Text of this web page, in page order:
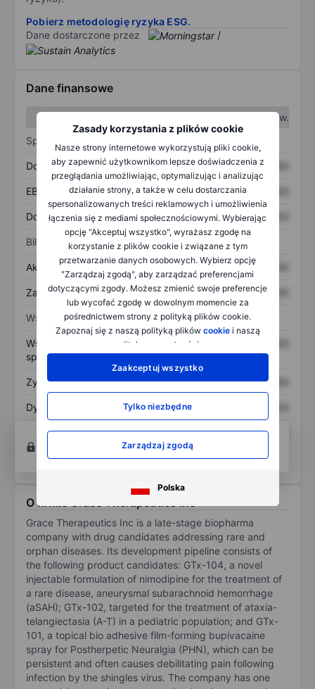
Zasady korzystania z plików cookie
Nasze strony internetowe wykorzystują pliki cookie,
aby zapewnić użytkownikom lepsze doświadczenia z
przeglądania umożliwiając, optymalizując i analizując
działanie strony, a także w celu dostarczania
spersonalizowanych treści reklamowych i umożliwienia
łączenia się z mediami społecznościowymi. Wybierając
opcję "Akceptuj wszystko", wyrażasz zgodę na
korzystanie z plików cookie i związane z tym
przetwarzanie danych osobowych. Wybierz opcję
"Zarządzaj zgodą", aby zarządzać preferencjami
dotyczącymi zgody. Możesz zmienić swoje preferencje
lub wycofać zgodę w dowolnym momencie za
pośrednictwem strony z polityką plików cookie.
Zapoznaj się z naszą polityką plików cookiei naszą
polityką
prywatności
Zaakceptuj wszystko
Tylko niezbędne
Zarządzaj zgodą
Polska
Pobierz metodologię ryzyka ESG.
Dane dostarczone przez
/
Dane finansowe
W II kw.
Sprawozdanie z zysków
Dochód XXXXXXX XXXXXXX
EBITDA XXXXXXX XXXXXXX
Dochód netto XXXXXXX XXXXXXX
Bilans
Aktywa ogółem XXXXXXX XXXXXXX
Zadłużenie ogółem XXXXXXX XXXXXXX
Wskaźniki
Współczynnik cena do
sprzedaży
XXXXXXX
Zysk na akcję XXXXXXX XXXXXXX
Dywidenda na akcję XXXXXXX
Zwrot z kapitału
własnego
XXXXXXX XXXXXXX
Otwórz konto
aby uzyskać dostęp do większej
ilości narzędzi do tworzenia wykresów i analiz.
O firmie Grace Therapeutics Inc
Grace Therapeutics Inc is a late-stage biopharma
company with drug candidates addressing rare and
orphan diseases. Its development pipeline consists of
the following product candidates: GTx-104, a novel
injectable formulation of nimodipine for the treatment of
a rare disease, aneurysmal subarachnoid hemorrhage
(aSAH); GTx-102, targeted for the treatment of ataxia-
telangiectasia (A-T) in a pediatric population; and GTx-
101, a topical bio adhesive film-forming bupivacaine
spray for Postherpetic Neuralgia (PHN), which can be
persistent and often causes debilitating pain following
infection by the shingles virus. The company has one